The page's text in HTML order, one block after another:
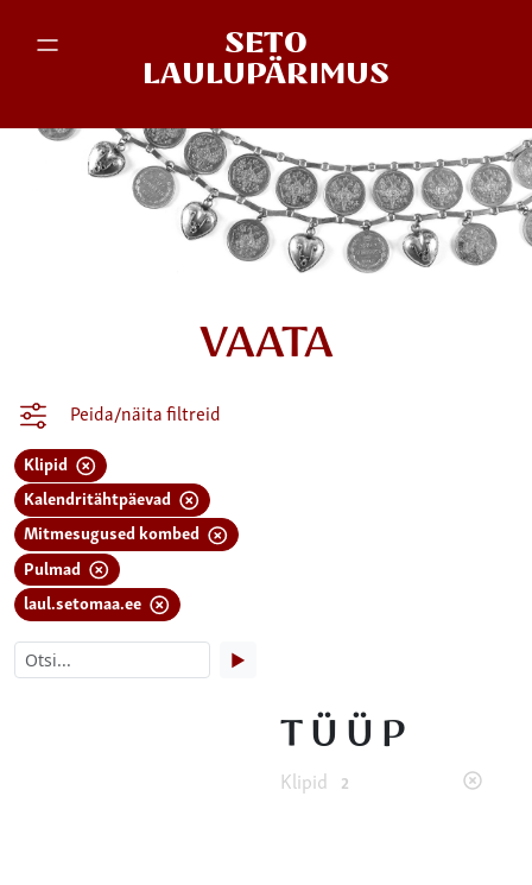
SETO
LAULUPÄRIMUS
VAATA
Peida/näita filtreid
Klipid
Kalendritähtpäevad
Mitmesugused kombed
Pulmad
laul.setomaa.ee
▶
TÜÜP
Klipid 2